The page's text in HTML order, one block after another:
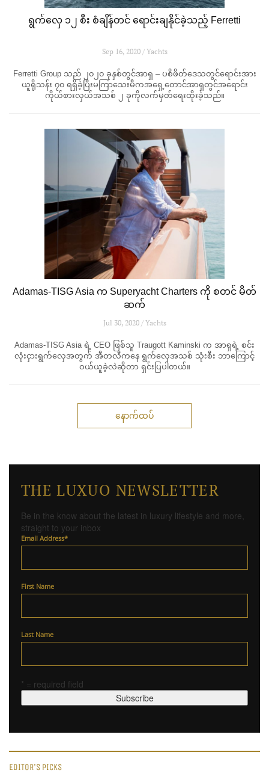
ရွက်လှေ ၁၂ စီး စံချိန်တင် ရောင်းချနိုင်ခဲ့သည့် Ferretti
Sep 16, 2020 / Yachts
Ferretti Group သည် ၂၀၂၀ ခုနှစ်တွင်အာရှ – ပစိဖိတ်ဒေသတွင်ရောင်းအား
ယူရိုသန်း ၇၀ ရရှိခဲ့ပြီးမကြာသေးမီကအရှေ့တောင်အာရှတွင်အရောင်း
ကိုယ်စားလှယ်အသစ် ၂ ခုကိုလက်မှတ်ရေးထိုးခဲ့သည်။
Adamas-TISG Asia က Superyacht Charters ကို စတင် မိတ်
ဆက်
Jul 30, 2020 / Yachts
Adamas-TISG Asia ရဲ့ CEO ဖြစ်သူ Traugott Kaminski က အာရှရဲ့ စင်း
လုံးငှားရွက်လှေအတွက် အီတလီကနေ ရွက်လှေအသစ် သုံးစီး ဘာကြောင့်
ဝယ်ယူခဲ့လဲဆိုတာ ရှင်းပြပါတယ်။
နောက်ထပ်
THE LUXUO NEWSLETTER
Be in the know about the latest in luxury lifestyle and more,
straight to your inbox
Email Address*
First Name
Last Name
* = required field
EDITOR'S PICKS